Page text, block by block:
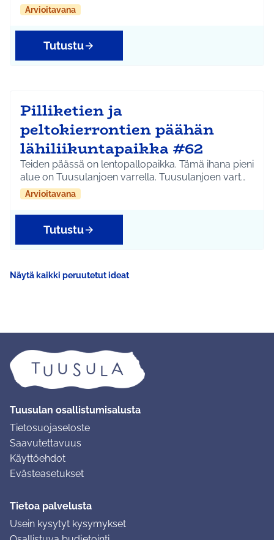
Arvioitavana
Tutustu
Pilliketien ja
peltokierrontien päähän
lähiliikuntapaikka #62
Teiden päässä on lentopallopaikka. Tämä ihana pieni
alue on Tuusulanjoen varrella. Tuusulanjoen vart…
Arvioitavana
Tutustu
Näytä kaikki peruutetut ideat
Tuusulan osallistumisalusta
Tietosuojaseloste
Saavutettavuus
Käyttöehdot
Evästeasetukset
Tietoa palvelusta
Usein kysytyt kysymykset